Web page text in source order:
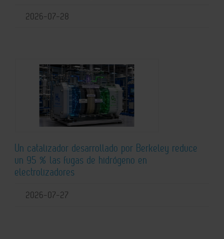
2026-07-28
Un catalizador desarrollado por Berkeley reduce
un 95 % las fugas de hidrógeno en
electrolizadores
2026-07-27